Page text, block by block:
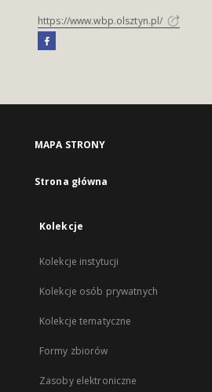
https://www.wbp.olsztyn.pl/
MAPA STRONY
Strona główna
Kolekcje
Kolekcje instytucji
Kolekcje osób prywatnych
Kolekcje tematyczne
Formy zbiorów
Zasoby elektroniczne